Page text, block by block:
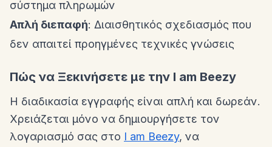
σύστημα πληρωμών
Απλή διεπαφή: Διαισθητικός σχεδιασμός που
δεν απαιτεί προηγμένες τεχνικές γνώσεις
Πώς να Ξεκινήσετε με την I am Beezy
Η διαδικασία εγγραφής είναι απλή και δωρεάν.
Χρειάζεται μόνο να δημιουργήσετε τον
λογαριασμό σας στο I am Beezy, να